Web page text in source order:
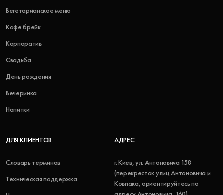
Вегетарианское меню
Кофе брейк
Корпоратив
Свадьба
День рождения
Вечеринка
Напитки
ДЛЯ КЛИЕНТОВ
Словарь терминов
Техническая поддержка
АДРЕС
г. Киев, ул. Антоновича 158
(перекресток улиц Антоновича и
Ковпака, ориентируйтесь по